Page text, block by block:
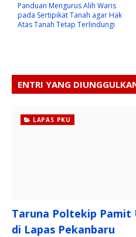
Panduan Mengurus Alih Waris
pada Sertipikat Tanah agar Hak
Atas Tanah Tetap Terlindungi
ENTRI YANG
LAPAS PKU
Taruna Poltekip Pamit
di Lapas Pekanbaru